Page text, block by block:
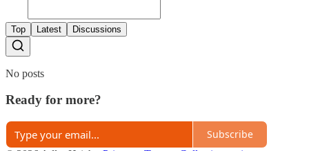
Top Latest Discussions
No posts
Ready for more?
Subscribe